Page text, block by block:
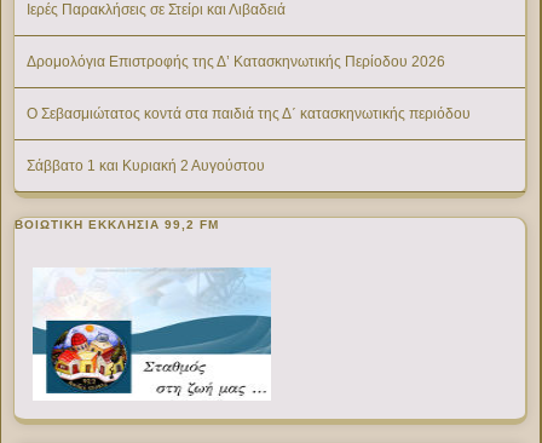
Ιερές Παρακλήσεις σε Στείρι και Λιβαδειά
Δρομολόγια Επιστροφής της Δ’ Κατασκηνωτικής Περίοδου 2026
Ο Σεβασμιώτατος κοντά στα παιδιά της Δ΄ κατασκηνωτικής περιόδου
Σάββατο 1 και Κυριακή 2 Αυγούστου
ΒΟΙΩΤΙΚΉ ΕΚΚΛΗΣΊΑ 99,2 FM